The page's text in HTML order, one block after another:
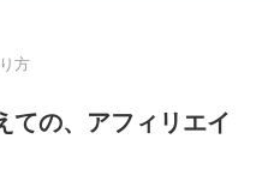
方
ての、アフィリエイ